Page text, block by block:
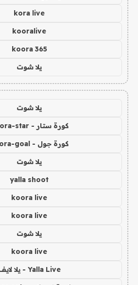
kora live
kooralive
koora 365
يلا شوت
يلا شوت
كورة ستار - koora-star
كورة جول - koora-goal
يلا شوت
yalla shoot
koora live
koora live
يلا شوت
koora live
Yalla Live - يلا لايف